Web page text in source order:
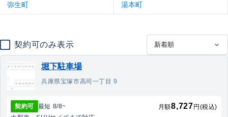
弥生町 湯本町
契約可のみ表示
堀下駐車場
兵庫県宝塚市高司一丁目 9
契約可 最短 8/8~ 月額8,727 円(税込)